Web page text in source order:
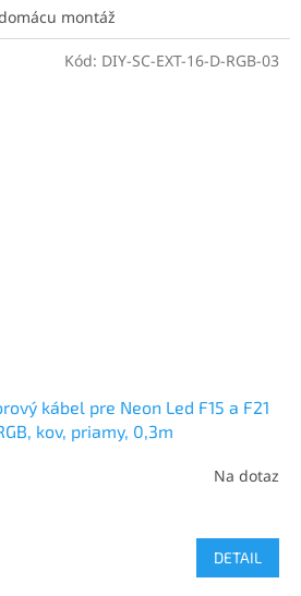
montáž
kábel pre Neon Led F15 a F21
kov, priamy, 0,3m
Na dotaz
DETAIL
Kód: DIY-SC-EXT-16-D-RGB-03